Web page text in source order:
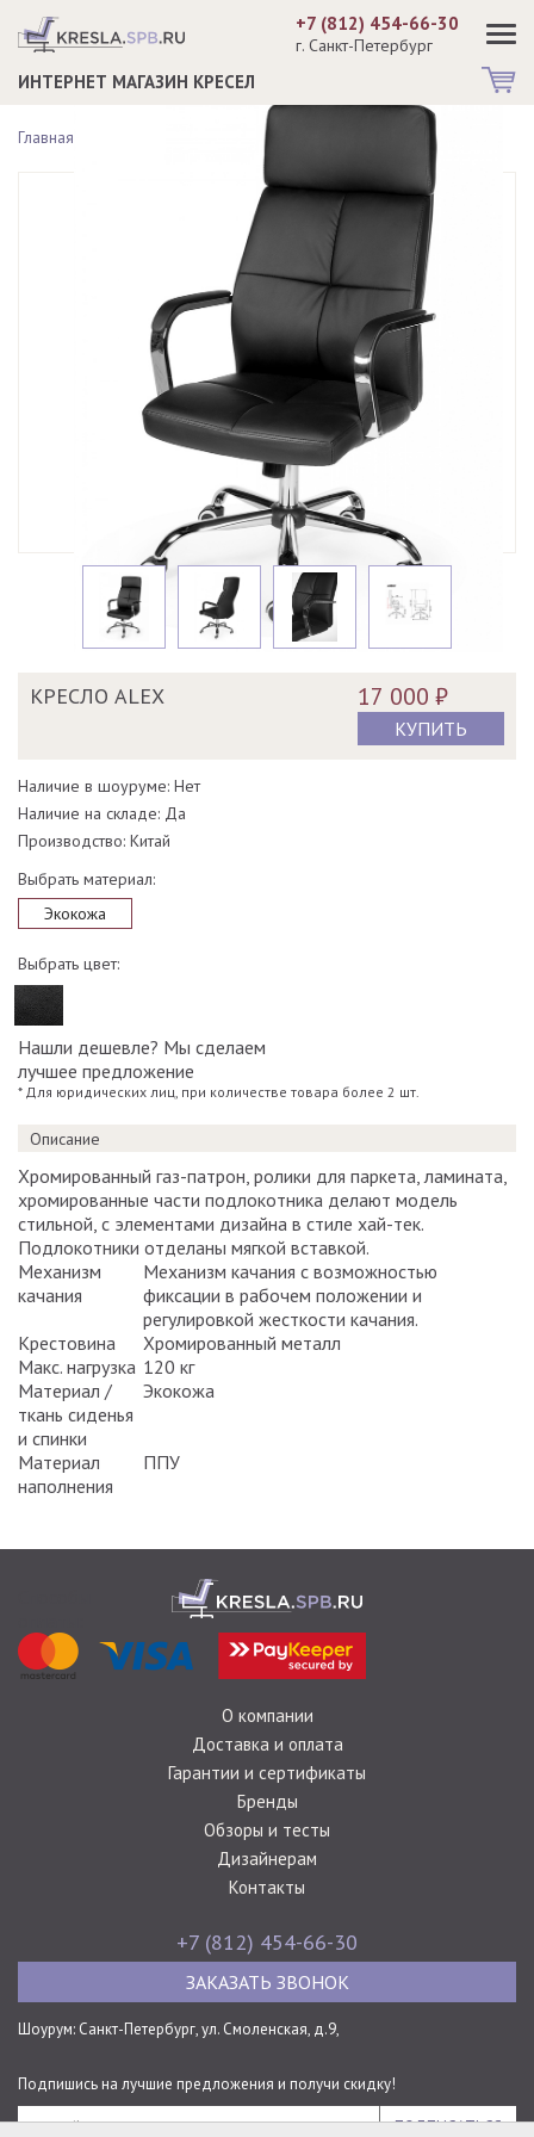
ИНТЕРНЕТ МАГАЗИН КРЕСЕЛ
+7 (812) 454-66-30
г. Санкт-Петербург
Главная > Кресло ALEX
КРЕСЛО ALEX 17 000 ₽
КУПИТЬ
Наличие в шоуруме: Нет
Наличие на складе: Да
Производство: Китай
Выбрать материал:
Экокожа
Выбрать цвет:
Нашли дешевле? Мы сделаем
лучшее предложение
* Для юридических лиц, при количестве товара более 2 шт.
Описание
Хромированный газ-патрон, ролики для паркета, ламината,
хромированные части подлокотника делают модель
стильной, с элементами дизайна в стиле хай-тек.
Подлокотники отделаны мягкой вставкой.
Механизм
качания
Механизм качания с возможностью
фиксации в рабочем положении и
регулировкой жесткости качания.
Крестовина
Хромированный металл
Макс. нагрузка 120 кг
Материал /
ткань сиденья
и спинки
Экокожа
Материал
наполнения
ППУ
Подпишись на лучшие предложения и получи скидку!
ПОДПИСАТЬСЯ
О компании
Доставка и оплата
Гарантии и сертификаты
Бренды
Обзоры и тесты
Дизайнерам
Контакты
+7 (812) 454-66-30
ЗАКАЗАТЬ ЗВОНОК
Шоурум: Санкт-Петербург,ул. Смоленская, д.9,